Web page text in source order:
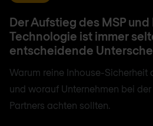
Der Aufstieg des MSP und
Technologie ist immer
entscheidende
Warum reine Inhouse-Sicherheit
und worauf Unternehmen bei der
Partners achten sollten.